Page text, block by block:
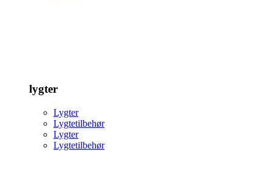
lygter
Lygter
Lygtetilbehør
Lygter
Lygtetilbehør